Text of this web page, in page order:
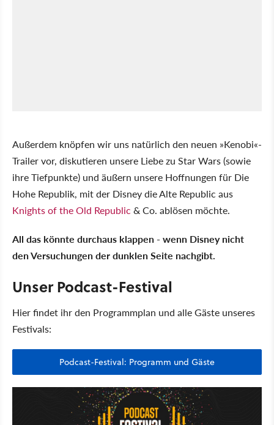
Außerdem knöpfen wir uns natürlich den neuen »Kenobi«-
Trailer vor, diskutieren unsere Liebe zu Star Wars (sowie
ihre Tiefpunkte) und äußern unsere Hoffnungen für Die
Hohe Republik, mit der Disney die Alte Republic aus
Knights of the Old Republic & Co. ablösen möchte.
All das könnte durchaus klappen - wenn Disney nicht
den Versuchungen der dunklen Seite nachgibt.
Unser Podcast-Festival
Hier findet ihr den Programmplan und alle Gäste unseres
Festivals:
Podcast-Festival: Programm und Gäste